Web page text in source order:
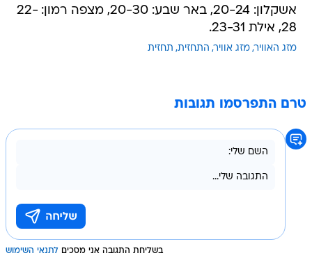
אשקלון: 20-24, באר שבע: 20-30, מצפה רמון: 22-
28, אילת 23-31.
מזג האוויר מזג אוויר התחזית תחזית
טרם התפרסמו תגובות
בשליחת התגובה אני מסכים לתנאי השימוש